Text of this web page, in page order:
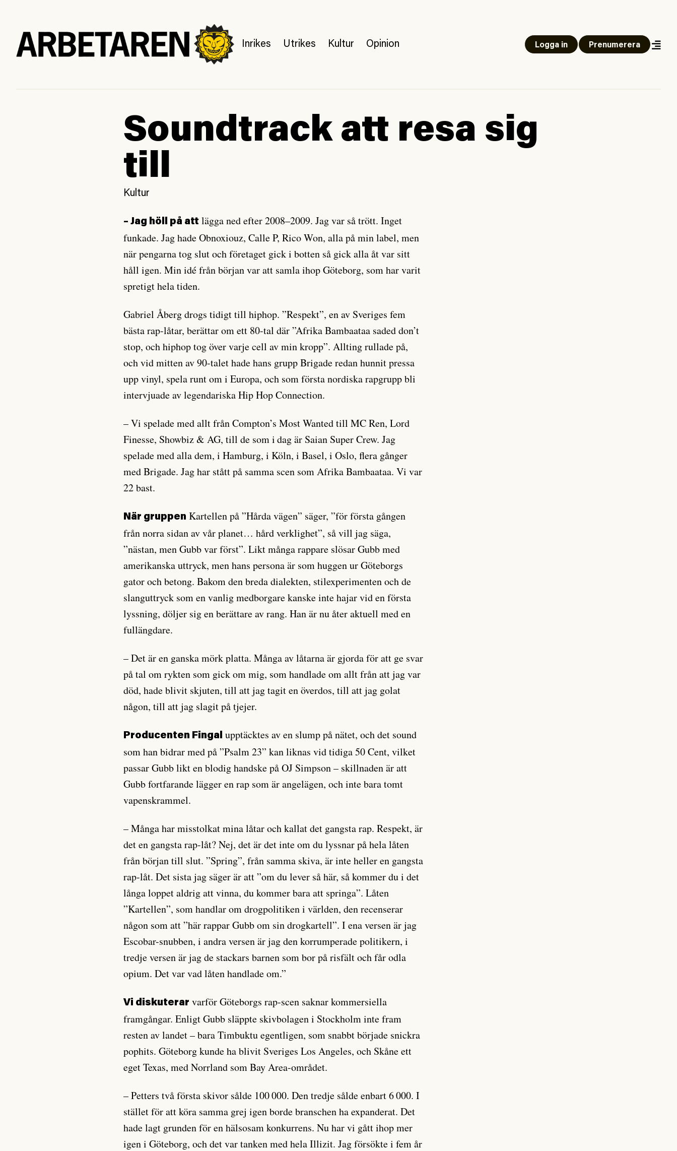
Inrikes Utrikes Kultur Opinion Logga in Prenumerera
Soundtrack att resa sig
till
Kultur
– Jag höll på att lägga ned efter 2008–2009. Jag var så trött. Inget
funkade. Jag hade Obnoxiouz, Calle P, Rico Won, alla på min label, men
när pengarna tog slut och företaget gick i botten så gick alla åt var sitt
håll igen. Min idé från början var att samla ihop Göteborg, som har varit
spretigt hela tiden.
Gabriel Åberg drogs tidigt till hiphop. ”Respekt”, en av Sveriges fem
bästa rap-låtar, berättar om ett 80-tal där ”Afrika Bambaataa saded don’t
stop, och hiphop tog över varje cell av min kropp”. Allting rullade på,
och vid mitten av 90-talet hade hans grupp Brigade redan hunnit pressa
upp vinyl, spela runt om i Europa, och som första nordiska rapgrupp bli
intervjuade av legendariska Hip Hop Connection.
– Vi spelade med allt från Compton’s Most Wanted till MC Ren, Lord
Finesse, Showbiz & AG, till de som i dag är Saian Super Crew. Jag
spelade med alla dem, i Hamburg, i Köln, i Basel, i Oslo, flera gånger
med Brigade. Jag har stått på samma scen som Afrika Bambaataa. Vi var
22 bast.
När gruppen Kartellen på ”Hårda vägen” säger, ”för första gången
från norra sidan av vår planet… hård verklighet”, så vill jag säga,
”nästan, men Gubb var först”. Likt många rappare slösar Gubb med
amerikanska uttryck, men hans persona är som huggen ur Göteborgs
gator och betong. Bakom den breda dialekten, stilexperimenten och de
slanguttryck som en vanlig medborgare kanske inte hajar vid en första
lyssning, döljer sig en berättare av rang. Han är nu åter aktuell med en
fullängdare.
– Det är en ganska mörk platta. Många av låtarna är gjorda för att ge svar
på tal om rykten som gick om mig, som handlade om allt från att jag var
död, hade blivit skjuten, till att jag tagit en överdos, till att jag golat
någon, till att jag slagit på tjejer.
Producenten Fingal upptäcktes av en slump på nätet, och det sound
som han bidrar med på ”Psalm 23” kan liknas vid tidiga 50 Cent, vilket
passar Gubb likt en blodig handske på OJ Simpson – skillnaden är att
Gubb fortfarande lägger en rap som är angelägen, och inte bara tomt
vapenskrammel.
– Många har misstolkat mina låtar och kallat det gangsta rap. Respekt, är
det en gangsta rap-låt? Nej, det är det inte om du lyssnar på hela låten
från början till slut. ”Spring”, från samma skiva, är inte heller en gangsta
rap-låt. Det sista jag säger är att ”om du lever så här, så kommer du i det
långa loppet aldrig att vinna, du kommer bara att springa”. Låten
”Kartellen”, som handlar om drogpolitiken i världen, den recenserar
någon som att ”här rappar Gubb om sin drogkartell”. I ena versen är jag
Escobar-snubben, i andra versen är jag den korrumperade politikern, i
tredje versen är jag de stackars barnen som bor på risfält och får odla
opium. Det var vad låten handlade om.”
Vi diskuterar varför Göteborgs rap-scen saknar kommersiella
framgångar. Enligt Gubb släppte skivbolagen i Stockholm inte fram
resten av landet – bara Timbuktu egentligen, som snabbt började snickra
pophits. Göteborg kunde ha blivit Sveriges Los Angeles, och Skåne ett
eget Texas, med Norrland som Bay Area-området.
– Petters två första skivor sålde 100 000. Den tredje sålde enbart 6 000. I
stället för att köra samma grej igen borde branschen ha expanderat. Det
hade lagt grunden för en hälsosam konkurrens. Nu har vi gått ihop mer
igen i Göteborg, och det var tanken med hela Illizit. Jag försökte i fem år